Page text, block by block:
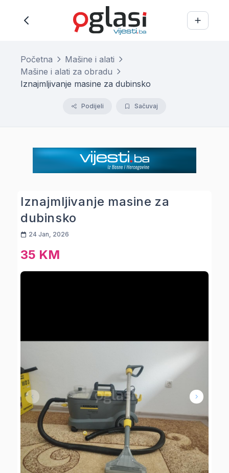
Početna
Mašine i alati
Mašine i alati za obradu
Iznajmljivanje masine za dubinsko
Podijeli Sačuvaj
Iznajmljivanje masine za
dubinsko
24 Jan, 2026
35 KM